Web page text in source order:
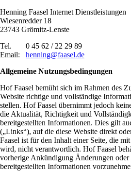
Henning Faasel Internet Dienstleistungen
Wiesenredder 18
23743 Grömitz-Lenste
Tel.
0 45 62 / 22 29 89
Email: henning@faasel.de
Allgemeine Nutzungsbedingungen
Hof Faasel bemüht sich im Rahmen des
Website richtige und vollständige
stellen. Hof Faasel übernimmt jedoch
die Aktualität, Richtigkeit und
bereitgestellten Informationen. Dies gilt
(„Links“), auf die diese Website direkt
Faasel ist für den Inhalt einer Seite, die
wird, nicht verantwortlich. Hof Faasel
vorherige Ankündigung Änderungen oder
bereitgestellten Informationen